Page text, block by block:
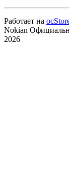
Работает на
Nokian
2026